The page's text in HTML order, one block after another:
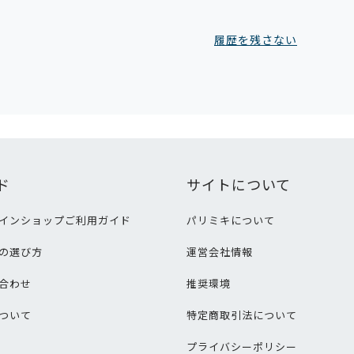
履歴を残さない
ンショップご利用ガイド
選び方
わせ
いて
サイトについて
パリミキについて
運営会社情報
推奨環境
特定商取引法について
プライバシーポリシー